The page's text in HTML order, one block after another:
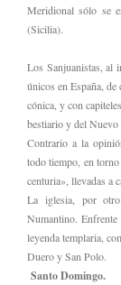
Meridional sólo se
(Sicilia).
Los Sanjuanistas, al
únicos en España,
cónica, y con
bestiario y del Nuevo
Contrario a la
todo tiempo, en
centuria», llevadas a
La iglesia, por
Numantino.
leyenda templaria,
Duero y San Polo.
Santo Domingo.